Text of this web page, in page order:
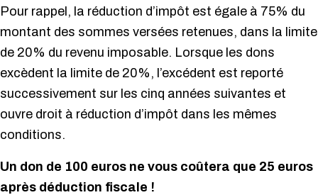
Pour rappel, la réduction d’impôt est égale à 75% du
montant des sommes versées retenues, dans la limite
de 20% du revenu imposable. Lorsque les dons
excèdent la limite de 20%, l’excédent est reporté
successivement sur les cinq années suivantes et
ouvre droit à réduction d’impôt dans les mêmes
conditions.
Un don de 100 euros ne vous coûtera que 25 euros
après déduction fiscale !